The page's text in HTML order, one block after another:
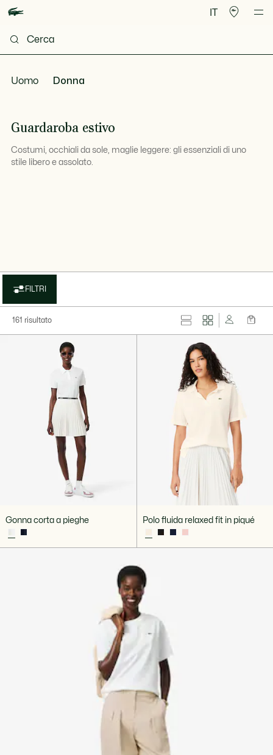
IT
Uomo Donna
Guardaroba estivo
Costumi, occhiali da sole, maglie leggere: gli essenziali di uno
stile libero e assolato.
FILTRI
161 risultato
Gonna corta a pieghe Polo fluida relaxed fit in piqué